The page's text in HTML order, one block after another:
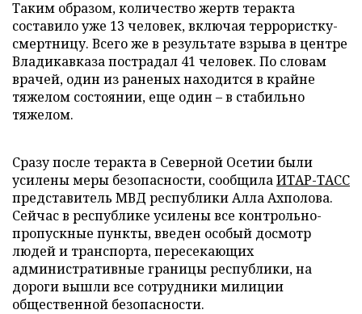
Таким образом, количество жертв теракта
составило уже 13 человек, включая террористку-
смертницу. Всего же в результате взрыва в центре
Владикавказа пострадал 41 человек. По словам
врачей, один из раненых находится в крайне
тяжелом состоянии, еще один – в стабильно
тяжелом.
Сразу после теракта в Северной Осетии были
усилены меры безопасности, сообщилаИТАР-ТАСС
представитель МВД республики Алла Ахполова.
Сейчас в республике усилены все контрольно-
пропускные пункты, введен особый досмотр
людей и транспорта, пересекающих
административные границы республики, на
дороги вышли все сотрудники милиции
общественной безопасности.